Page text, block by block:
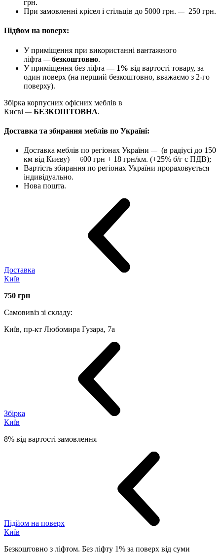
грн.
При замовленні крісел і стільців до 5000 грн. — 250 грн.
Підйом на поверх:
У приміщення при використанні вантажного
ліфта — безкоштовно.
У приміщення без ліфта— 1% від вартості товару, за
один поверх (на перший безкоштовно, вважаємо з 2-го
поверху).
Збірка корпусних офісних меблів в
Києві — БЕЗКОШТОВНА.
Доставка та збирання меблів по Україні:
Доставка меблів по регіонах України — (в радіусі до 150
км від Києву) — 600 грн + 18 грн/км. (+25% б/г с ПДВ);
Вартість збирання по регіонах України прораховується
індивідуально.
Нова пошта.
Доставка
Київ
750 грн
Самовивіз зі складу:
Київ, пр-кт Любомира Гузара, 7а
Збірка
Київ
8% від вартості замовлення
Підйом на поверх
Київ
Безкоштовно з ліфтом. Без ліфту 1% за поверх від суми